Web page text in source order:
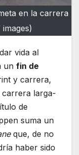
en la carrera
vida al
un fin de
y carrera,
larga-
de
suma un
que, de no
haber sido